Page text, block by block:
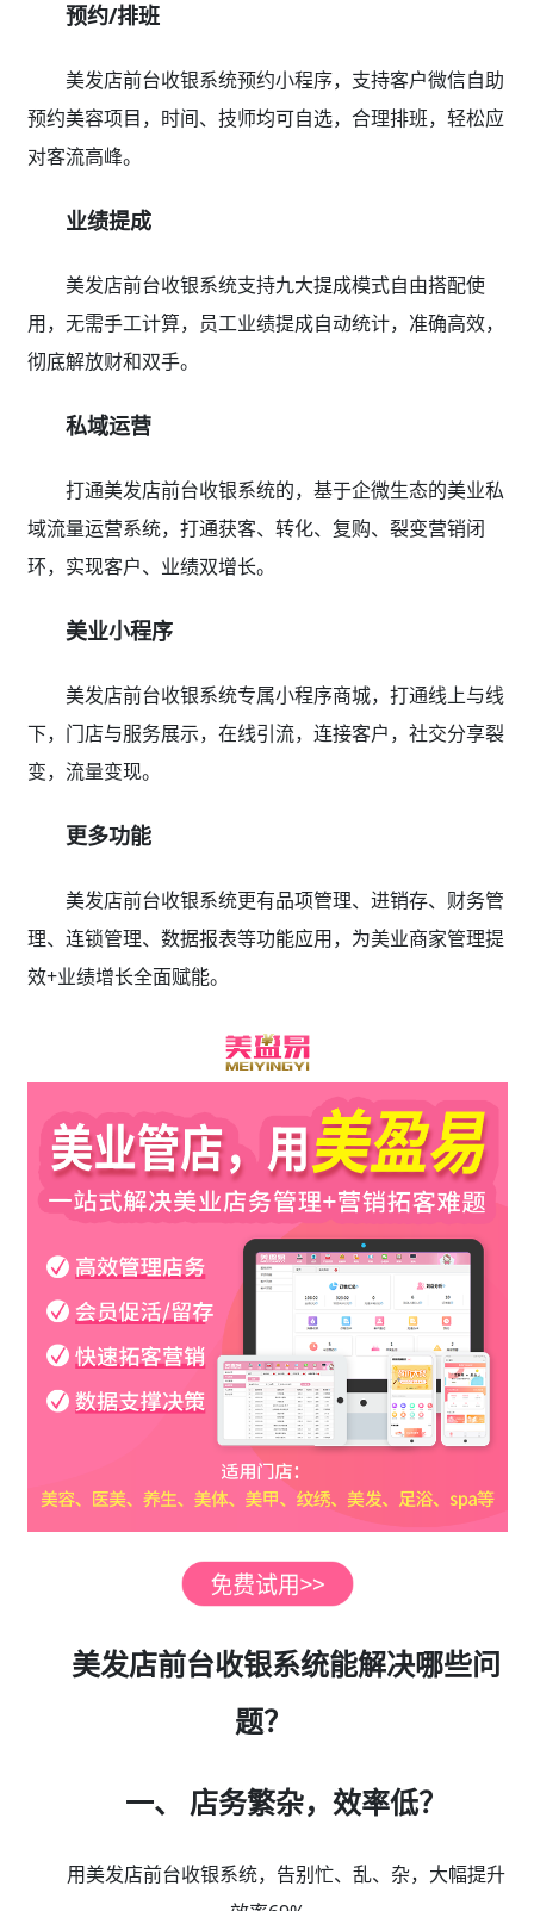
预约/排班
美发店前台收银系统预约小程序，支持客户微信自助
预约美容项目，时间、技师均可自选，合理排班，轻松应
对客流高峰。
业绩提成
美发店前台收银系统支持九大提成模式自由搭配使
用，无需手工计算，员工业绩提成自动统计，准确高效，
彻底解放财和双手。
私域运营
打通美发店前台收银系统的，基于企微生态的美业私
域流量运营系统，打通获客、转化、复购、裂变营销闭
环，实现客户、业绩双增长。
美业小程序
美发店前台收银系统专属小程序商城，打通线上与线
下，门店与服务展示，在线引流，连接客户，社交分享裂
变，流量变现。
更多功能
美发店前台收银系统更有品项管理、进销存、财务管
理、连锁管理、数据报表等功能应用，为美业商家管理提
效+业绩增长全面赋能。
美发店前台收银系统能解决哪些问
题？
一、 店务繁杂，效率低？
用美发店前台收银系统，告别忙、乱、杂，大幅提升